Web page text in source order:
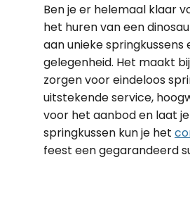
Ben je er helemaal klaar
het huren van een
aan unieke
gelegenheid. Het maakt
zorgen voor eindeloos
uitstekende service,
voor het aanbod en laat
springkussen kun je het
feest een gegarandeerd